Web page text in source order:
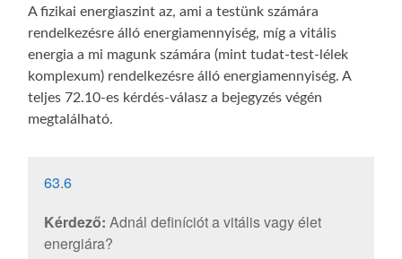
A fizikai energiaszint az, ami a testünk számára
rendelkezésre álló energiamennyiség, míg a vitális
energia a mi magunk számára (mint tudat-test-lélek
komplexum) rendelkezésre álló energiamennyiség. A
teljes 72.10-es kérdés-válasz a bejegyzés végén
megtalálható.
63.6
Kérdező: Adnál definíciót a vitális vagy élet
energiára?